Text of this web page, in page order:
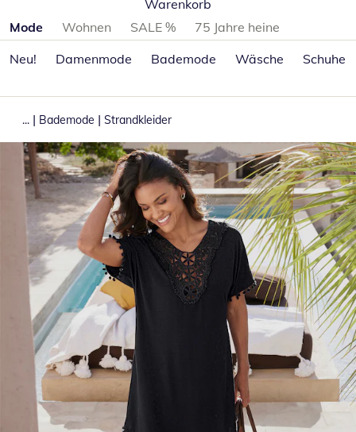
Warenkorb
Produktkategorien überspringen
Mode Wohnen SALE %
75 Jahre heine
Neu!
Damenmode Bademode Wäsche Schuhe
... | Bademode | Strandkleider